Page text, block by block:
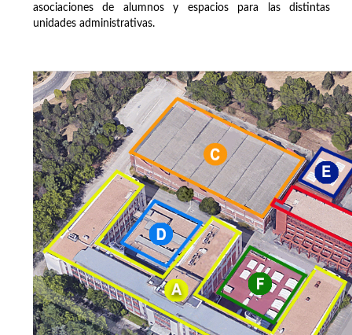
asociaciones de alumnos y espacios para las distintas
unidades administrativas.